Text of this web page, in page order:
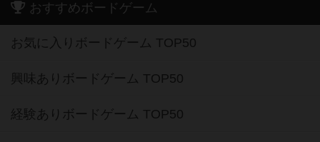
おすすめボードゲーム
お気に入りボードゲーム TOP50
興味ありボードゲーム TOP50
経験ありボードゲーム TOP50